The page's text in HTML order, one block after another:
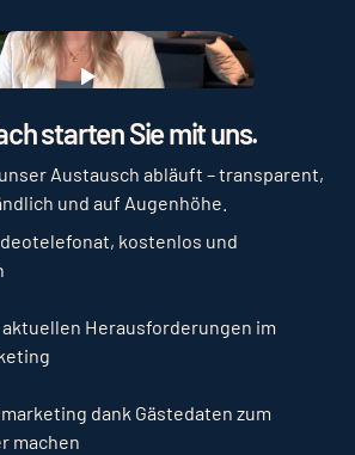
Play
starten Sie mit uns.
Austausch abläuft – transparent,
und auf Augenhöhe.
kostenlos und
aktuellen Herausforderungen im
dank Gästedaten zum
machen